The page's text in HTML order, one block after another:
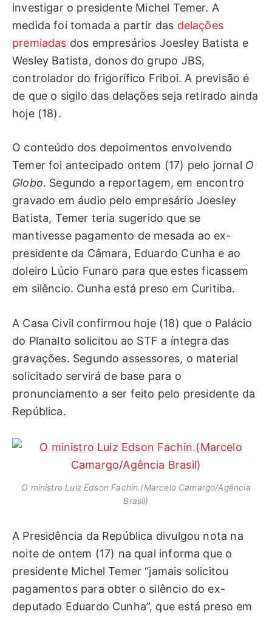
investigar o presidente Michel Temer. A
medida foi tomada a partir das delações
premiadas dos empresários Joesley Batista e
Wesley Batista, donos do grupo JBS,
controlador do frigorífico Friboi. A previsão é
de que o sigilo das delações seja retirado ainda
hoje (18).
O conteúdo dos depoimentos envolvendo
Temer foi antecipado ontem (17) pelo jornal O
Globo. Segundo a reportagem, em encontro
gravado em áudio pelo empresário Joesley
Batista, Temer teria sugerido que se
mantivesse pagamento de mesada ao ex-
presidente da Câmara, Eduardo Cunha e ao
doleiro Lúcio Funaro para que estes ficassem
em silêncio. Cunha está preso em Curitiba.
A Casa Civil confirmou hoje (18) que o Palácio
do Planalto solicitou ao STF a íntegra das
gravações. Segundo assessores, o material
solicitado servirá de base para o
pronunciamento a ser feito pelo presidente da
República.
O ministro Luiz Edson Fachin.(Marcelo Camargo/Agência
Brasil)
A Presidência da República divulgou nota na
noite de ontem (17) na qual informa que o
presidente Michel Temer “jamais solicitou
pagamentos para obter o silêncio do ex-
deputado Eduardo Cunha”, que está preso em